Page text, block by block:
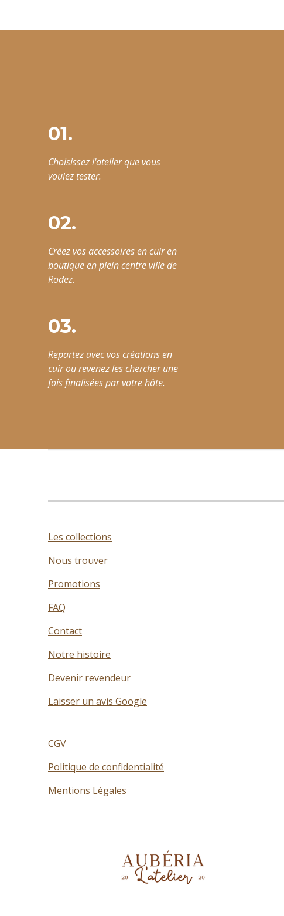
01.
Choisissez l'atelier que vous
voulez tester.
02.
Créez vos accessoires en cuir en
boutique en plein centre ville de
Rodez.
03.
Repartez avec vos créations en
cuir ou revenez les chercher une
fois finalisées par votre hôte.
Les collections
Nous trouver
Promotions
FAQ
Contact
Notre histoire
Devenir revendeur
Laisser un avis Google
CGV
Politique de confidentialité
Mentions Légales